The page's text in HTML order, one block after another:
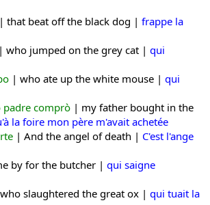
| that beat off the black dog | frappe la
| who jumped on the grey cat | qui
| who ate up the white mouse | qui
padre comprò | my father bought in the
la foire mon père m'avait achetée
| And the angel of death | C'est l'ange
by for the butcher | qui saigne
ho slaughtered the great ox | qui tuait la